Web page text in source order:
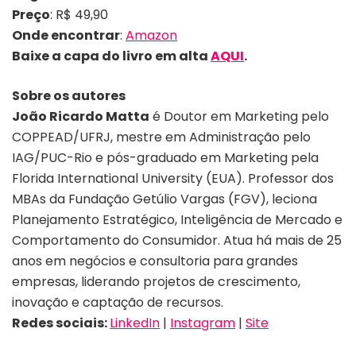
Preço: R$ 49,90
Onde encontrar: Amazon
Baixe a capa do livro em altaAQUI.
Sobre os autores
João Ricardo Matta é Doutor em Marketing pelo
COPPEAD/UFRJ, mestre em Administração pelo
IAG/PUC-Rio e pós-graduado em Marketing pela
Florida International University (EUA). Professor dos
MBAs da Fundação Getúlio Vargas (FGV), leciona
Planejamento Estratégico, Inteligência de Mercado e
Comportamento do Consumidor. Atua há mais de 25
anos em negócios e consultoria para grandes
empresas, liderando projetos de crescimento,
inovação e captação de recursos.
Redes sociais:LinkedIn | Instagram | Site